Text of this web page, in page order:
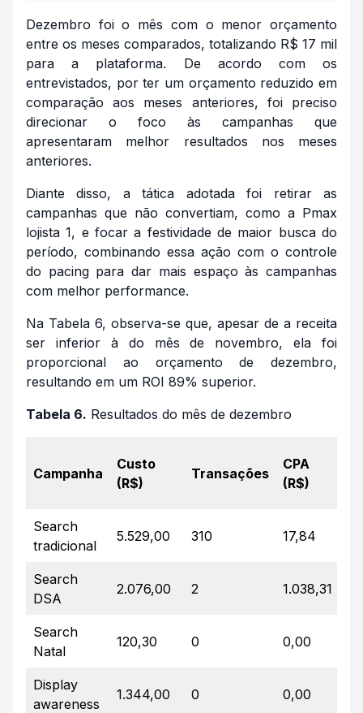
Dezembro foi o mês com o menor orçamento
entre os meses comparados, totalizando R$ 17 mil
para a plataforma. De acordo com os
entrevistados, por ter um orçamento reduzido em
comparação aos meses anteriores, foi preciso
direcionar o foco às campanhas que
apresentaram melhor resultados nos meses
anteriores.
Diante disso, a tática adotada foi retirar as
campanhas que não convertiam, como a Pmax
lojista 1, e focar a festividade de maior busca do
período, combinando essa ação com o controle
do pacingpara dar mais espaço às campanhas
com melhor performance.
Na Tabela 6, observa-se que, apesar de a receita
ser inferior à do mês de novembro, ela foi
proporcional ao orçamento de dezembro,
resultando em um ROI 89% superior.
Tabela 6. Resultados do mês de dezembro
Campanha
Custo
(R$)
Transações
CPA
(R$)
Search
tradicional
5.529,00 310 17,84
Search
DSA
2.076,00 2 1.038,31
Search
Natal
120,30 0 0,00
Display
awareness
1.344,00 0 0,00